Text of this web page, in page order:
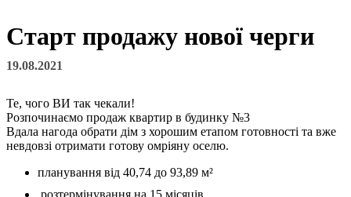
Старт продажу нової черги
19.08.2021
Те, чого ВИ так чекали!
Розпочинаємо продаж квартир в будинку №3
Вдала нагода обрати дім з хорошим етапом готовності та вже
невдовзі отримати готову омріяну оселю.
планування від 40,74 до 93,89 м²
розтермінування на 15 місяців